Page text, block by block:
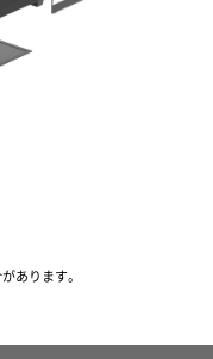
あります。